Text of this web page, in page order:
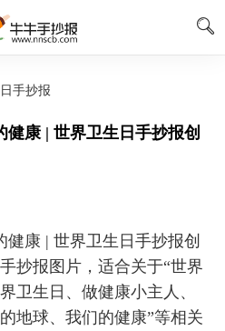
手抄报
健康 | 世界卫生日手抄报创
康 | 世界卫生日手抄报创
抄报图片，适合关于“世界
卫生日、做健康小主人、
地球、我们的健康”等相关